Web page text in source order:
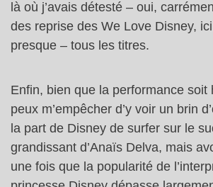
là où j’avais détesté – oui,
des reprise des We Love Disney,
presque – tous les titres.
Enfin, bien que la performance soit
peux m’empêcher d’y voir un brin
la part de Disney de surfer sur le
grandissant d’Anaïs Delva, mais
une fois que la popularité de